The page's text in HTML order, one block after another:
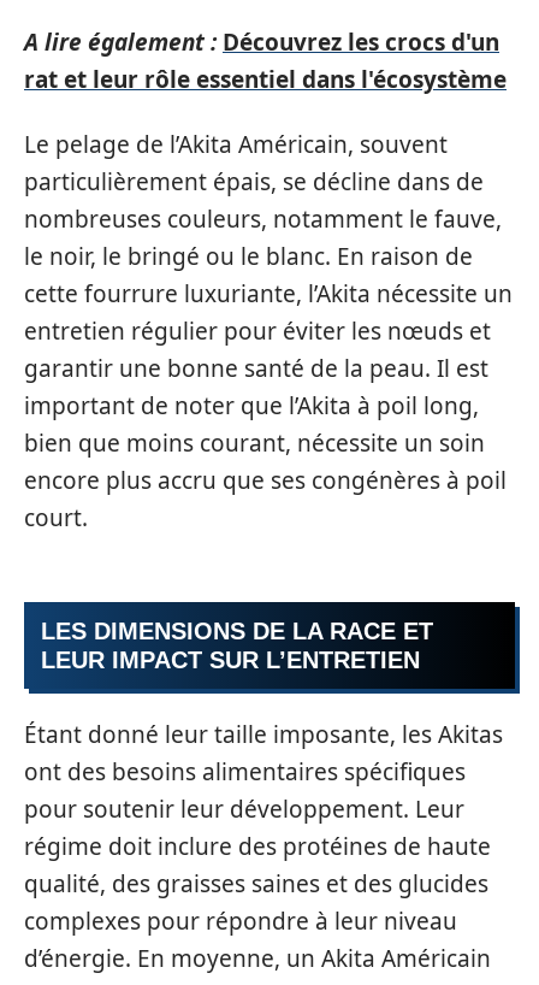
A lire également : Découvrez les crocs d'un
rat et leur rôle essentiel dans l'écosystème
Le pelage de l’Akita Américain, souvent
particulièrement épais, se décline dans de
nombreuses couleurs, notamment le fauve,
le noir, le bringé ou le blanc. En raison de
cette fourrure luxuriante, l’Akita nécessite un
entretien régulier pour éviter les nœuds et
garantir une bonne santé de la peau. Il est
important de noter que l’Akita à poil long,
bien que moins courant, nécessite un soin
encore plus accru que ses congénères à poil
court.
LES DIMENSIONS DE LA RACE ET
LEUR IMPACT SUR L’ENTRETIEN
Étant donné leur taille imposante, les Akitas
ont des besoins alimentaires spécifiques
pour soutenir leur développement. Leur
régime doit inclure des protéines de haute
qualité, des graisses saines et des glucides
complexes pour répondre à leur niveau
d’énergie. En moyenne, un Akita Américain